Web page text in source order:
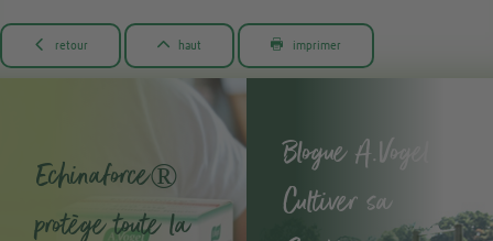
 retour  haut  imprimer
Echinaforce®
protège toute la
Blogue A.Vogel -
Cultiver sa